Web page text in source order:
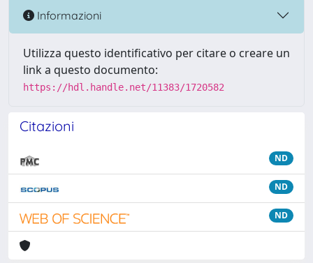
Informazioni
Utilizza questo identificativo per citare o creare un
link a questo documento:
https://hdl.handle.net/11383/1720582
Citazioni
ND
ND
ND